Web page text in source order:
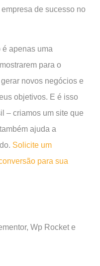
de sucesso no
é apenas uma
para o
novos negócios e
objetivos. E é isso
– criamos um site que
ajuda a
Solicite um
para sua
Wp Rocket e